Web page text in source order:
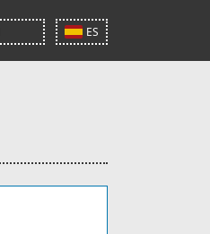
ES